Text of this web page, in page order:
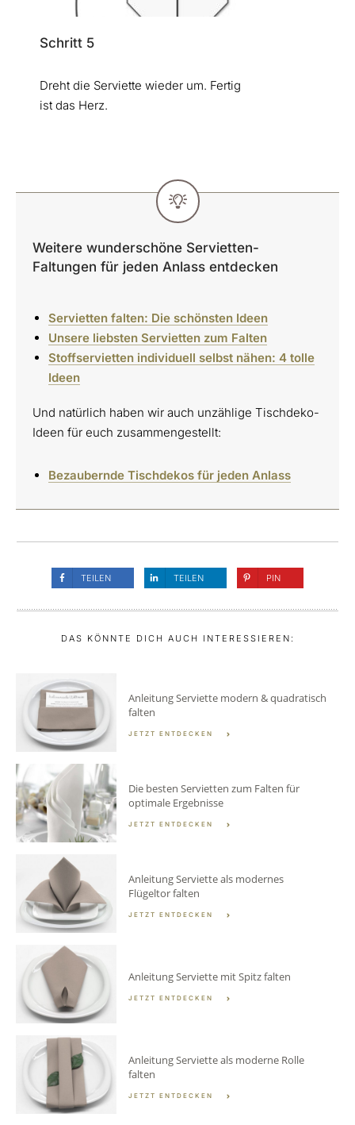
Schritt 5
Dreht die Serviette wieder um. Fertig
ist das Herz.
Weitere wunderschöne Servietten-
Faltungen für jeden Anlass entdecken
Servietten falten: Die schönsten Ideen
Unsere liebsten Servietten zum Falten
Stoffservietten individuell selbst nähen: 4 tolle
Ideen
Und natürlich haben wir auch unzählige Tischdeko-
Ideen für euch zusammengestellt:
Bezaubernde Tischdekos für jeden Anlass
TEILEN TEILEN PIN
DAS KÖNNTE DICH AUCH INTERESSIEREN:
Anleitung Serviette modern & quadratisch
falten
JETZT ENTDECKEN
Die besten Servietten zum Falten für
optimale Ergebnisse
JETZT ENTDECKEN
Anleitung Serviette als modernes
Flügeltor falten
JETZT ENTDECKEN
Anleitung Serviette mit Spitz falten
JETZT ENTDECKEN
Anleitung Serviette als moderne Rolle
falten
JETZT ENTDECKEN